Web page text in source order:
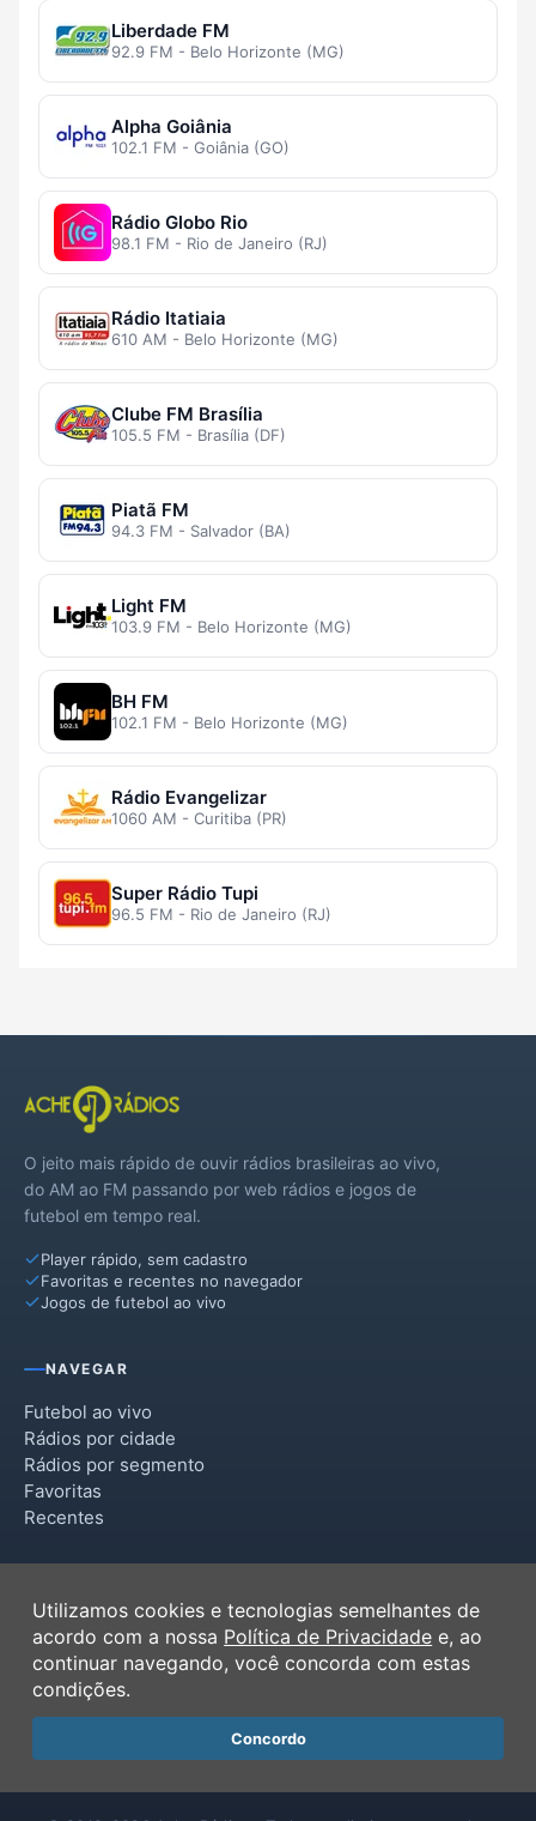
Liberdade FM
92.9 FM - Belo Horizonte (MG)
Alpha Goiânia
102.1 FM - Goiânia (GO)
Rádio Globo Rio
98.1 FM - Rio de Janeiro (RJ)
Rádio Itatiaia
610 AM - Belo Horizonte (MG)
Clube FM Brasília
105.5 FM - Brasília (DF)
Piatã FM
94.3 FM - Salvador (BA)
Light FM
103.9 FM - Belo Horizonte (MG)
BH FM
102.1 FM - Belo Horizonte (MG)
Rádio Evangelizar
1060 AM - Curitiba (PR)
Super Rádio Tupi
96.5 FM - Rio de Janeiro (RJ)
O jeito mais rápido de ouvir rádios brasileiras ao vivo,
do AM ao FM passando por web rádios e jogos de
futebol em tempo real.
Player rápido, sem cadastro
Favoritas e recentes no navegador
Jogos de futebol ao vivo
NAVEGAR
Futebol ao vivo
Rádios por cidade
Rádios por segmento
Favoritas
Recentes
Termos de Uso
Política de Privacidade
Ferramentas
Contato
Utilizamos cookies e tecnologias semelhantes de
acordo com a nossa Política de Privacidade e, ao
continuar navegando, você concorda com estas
condições.
Concordo